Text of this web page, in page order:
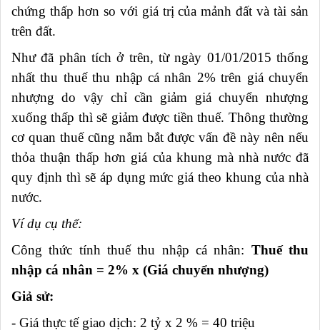
chứng thấp hơn so với giá trị của mảnh đất và tài sản
trên đất.
Như đã phân tích ở trên, từ ngày 01/01/2015 thống
nhất thu thuế thu nhập cá nhân 2% trên giá chuyển
nhượng do vậy chỉ cần giảm giá chuyển nhượng
xuống thấp thì sẽ giảm được tiền thuế. Thông thường
cơ quan thuế cũng nắm bắt được vấn đề này nên nếu
thỏa thuận thấp hơn giá của khung mà nhà nước đã
quy định thì sẽ áp dụng mức giá theo khung của nhà
nước.
Ví dụ cụ thể:
Công thức tính thuế thu nhập cá nhân: Thuế thu
nhập cá nhân = 2% x (Giá chuyển nhượng)
Giả sử:
- Giá thực tế giao dịch: 2 tỷ x 2 % = 40 triệu